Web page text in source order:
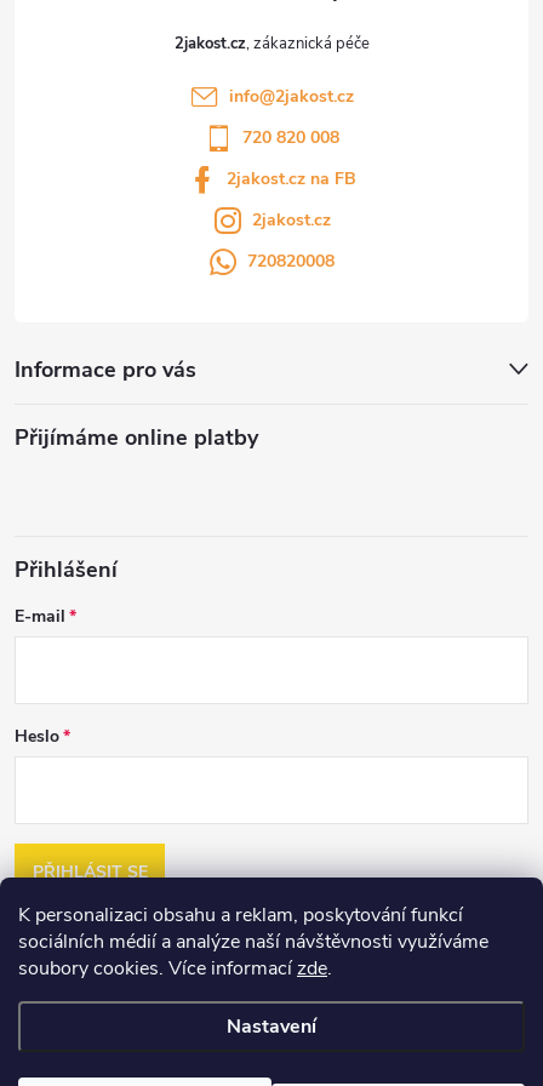
K personalizaci obsahu a reklam, poskytování funkcí
sociálních médií a analýze naší návštěvnosti využíváme
soubory cookies. Více informacízde.
Nastavení
2jakost.cz
info@2jakost.cz
720 820 008
2jakost.cz na FB
2jakost.cz
720820008
Informace pro vás
Přijímáme online platby
Přihlášení
E-mail
Heslo
PŘIHLÁSIT SE
Nová registrace
Zapomenuté heslo
. Všechna práva vyhrazena.